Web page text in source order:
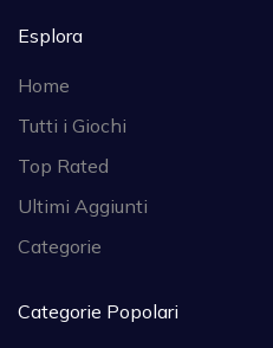
Esplora
Home
Tutti i Giochi
Top Rated
Ultimi Aggiunti
Categorie
Categorie Popolari